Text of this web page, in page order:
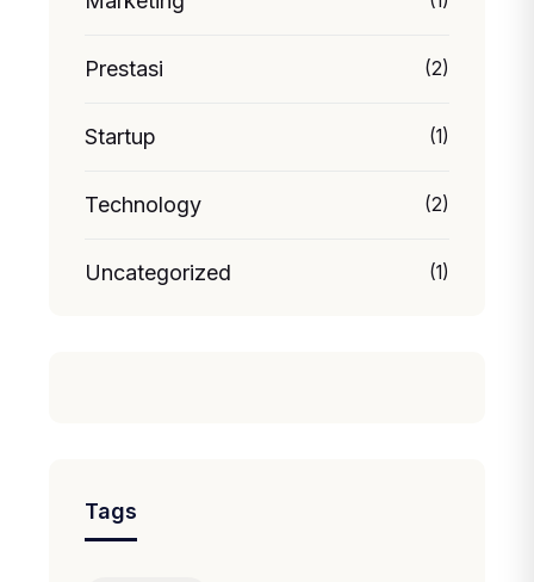
Prestasi (2)
Startup (1)
Technology (2)
Uncategorized (1)
Tags